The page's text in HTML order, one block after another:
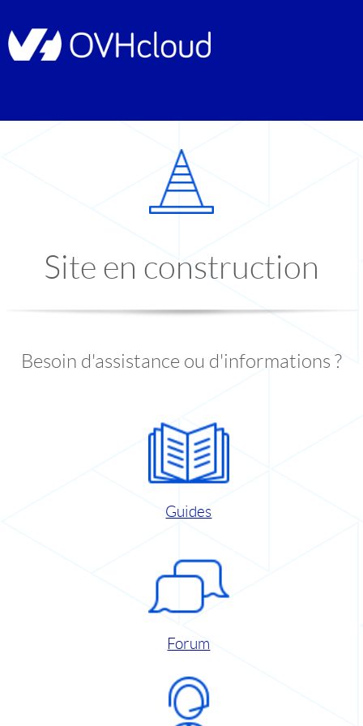
Site en construction
Besoin d'assistance ou d'informations ?
Guides
Forum